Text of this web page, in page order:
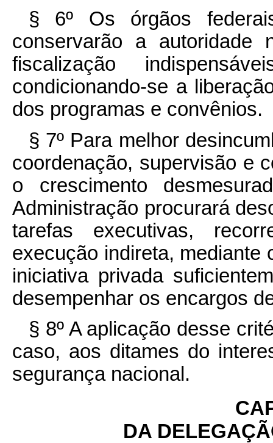
§ 6º Os órgãos
conservarão a autoridade
fiscalização
condicionando-se a
dos programas e convênios.
§ 7º Para melhor
coordenação, supervisão e
o crescimento
Administração procurará
tarefas executivas,
execução indireta, mediante
iniciativa privada
desempenhar os encargos
§ 8º A aplicação desse
caso, aos ditames do
segurança nacional.
DA